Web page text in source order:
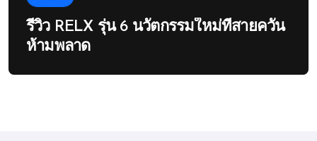
รีวิว RELX รุ่น 6 นวัตกรรมใหม่ที่สายควัน
ห้ามพลาด